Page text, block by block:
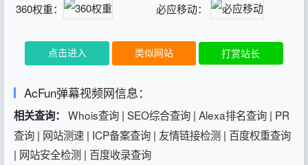
360权重： 必应移动：
点击进入 类似网站 打赏站长
AcFun弹幕视频网信息：
相关查询： Whois查询 | SEO综合查询 | Alexa排名查询 | PR
查询 | 网站测速 | ICP备案查询 | 友情链接检测 | 百度权重查询
| 网站安全检测 | 百度收录查询